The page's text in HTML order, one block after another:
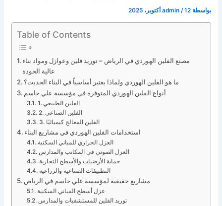
بواسطة admin /12 أكتوبر، 2025
Table of Contents
مصنع الفلين الهوردي في الرياض – توريد فلين وعوازل ومواد بناء
عالية الجودة
ما هو الفلين الهوردي ولماذا يعتبر أساسياً في البناء الحديث؟
أنواع الفلين الهوردي المتوفرة في مؤسسة علي جاسم
1. الفلين الطبيعي
2. الفلين الصناعي
3. الفلين المعالج كيميائيًا
استخدامات الفلين الهوردي في مشاريع البناء
العزل الحراري للمباني السكنية
العزل الصوتي في المكاتب والمدارس
حماية الأرضيات والأسطح التجارية
التطبيقات الصناعية والزراعية
مشاريع حقيقية لمؤسسة علي جاسم في الرياض
عزل أسطح المباني السكنية
توريد الفلين للمستشفيات والمدارس